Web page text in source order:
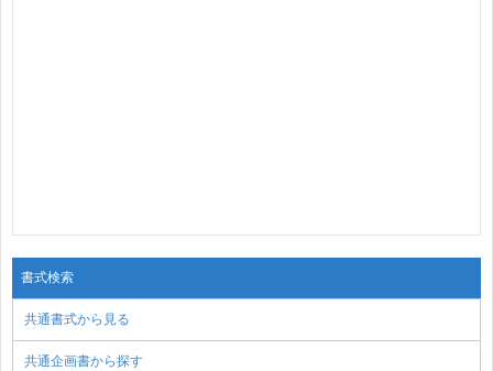
書式検索
共通書式から見る
共通企画書から探す